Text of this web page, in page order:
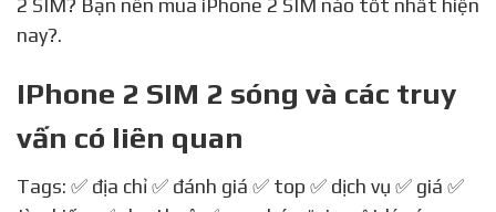
nay?.
IPhone 2 SIM 2 sóng và các truy
vấn có liên quan
Tags: ✅ địa chỉ ✅ đánh giá ✅ top ✅ dịch vụ ✅ giá ✅